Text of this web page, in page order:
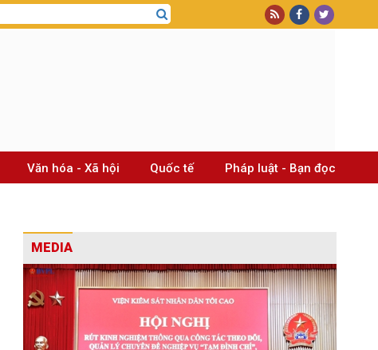
Văn hóa - Xã hội Quốc tế Pháp luật - Bạn đọc
MEDIA